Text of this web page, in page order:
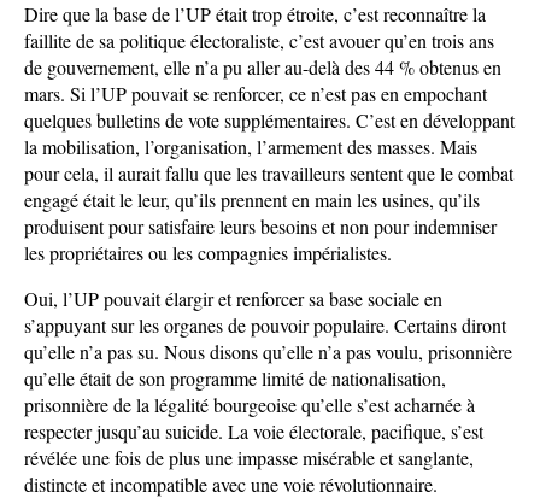
Dire que la base de l’UP était trop étroite, c’est reconnaître la
faillite de sa politique électoraliste, c’est avouer qu’en trois ans
de gouvernement, elle n’a pu aller au-delà des 44 % obtenus en
mars. Si l’UP pouvait se renforcer, ce n’est pas en empochant
quelques bulletins de vote supplémentaires. C’est en développant
la mobilisation, l’organisation, l’armement des masses. Mais
pour cela, il aurait fallu que les travailleurs sentent que le combat
engagé était le leur, qu’ils prennent en main les usines, qu’ils
produisent pour satisfaire leurs besoins et non pour indemniser
les propriétaires ou les compagnies impérialistes.
Oui, l’UP pouvait élargir et renforcer sa base sociale en
s’appuyant sur les organes de pouvoir populaire. Certains diront
qu’elle n’a pas su. Nous disons qu’elle n’a pas voulu, prisonnière
qu’elle était de son programme limité de nationalisation,
prisonnière de la légalité bourgeoise qu’elle s’est acharnée à
respecter jusqu’au suicide. La voie électorale, pacifique, s’est
révélée une fois de plus une impasse misérable et sanglante,
distincte et incompatible avec une voie révolutionnaire.